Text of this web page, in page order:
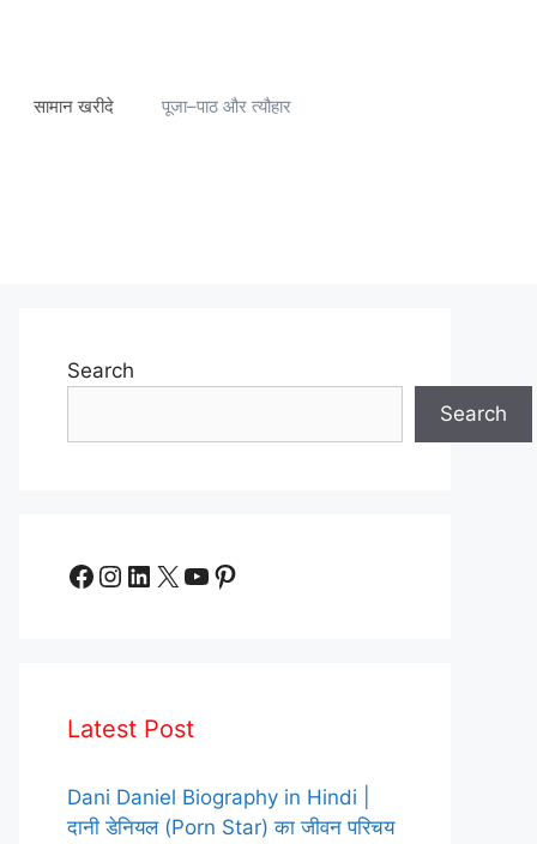
सामान खरीदे पूजा–पाठ और त्यौहार
Search
Search
Facebook
Instagram
LinkedIn
X YouTube
Pinterest
Latest Post
Dani Daniel Biography in Hindi |
दानी डेनियल (Porn Star) का जीवन परिचय